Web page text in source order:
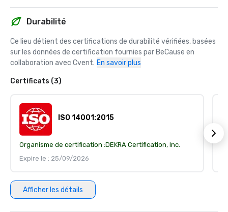
Durabilité
Ce lieu détient des certifications de durabilité vérifiées, basées
sur les données de certification fournies par BeCause en
collaboration avec Cvent. En savoir plus
Certificats (3)
ISO 14001:2015
Organisme de certification :DEKRA Certification, Inc.
Expire le : 25/09/2026
Afficher les détails